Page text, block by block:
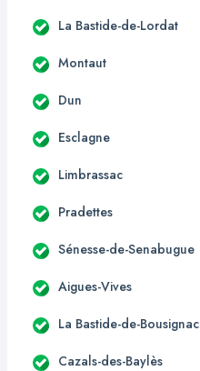
La Bastide-de-Lordat
Montaut
Dun
Esclagne
Limbrassac
Pradettes
Sénesse-de-Senabugue
Aigues-Vives
La Bastide-de-Bousignac
Cazals-des-Baylès